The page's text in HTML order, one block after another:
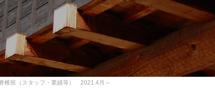
椎班（スタッフ・業績等） 2021.4月～